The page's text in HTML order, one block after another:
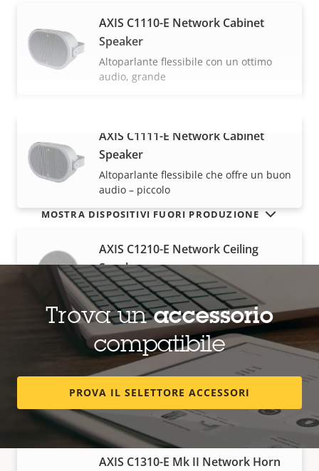
VISUALIZZA DI PIÙ
AXIS C1110-E Network Cabinet
Speaker
Altoparlante flessibile con un ottimo
audio, grande
AXIS C1111-E Network Cabinet
Speaker
Altoparlante flessibile che offre un buon
audio – piccolo
AXIS C1210-E Network Ceiling
Speaker
Installazione a soffitto discreta, grandi
dimensioni
AXIS C1211-E Network Ceiling
Speaker
AXIS C1310-E Mk II Network Horn
MOSTRA DISPOSITIVI FUORI PRODUZIONE
Trova unaccessorio
compatibile
PROVA IL SELETTORE ACCESSORI